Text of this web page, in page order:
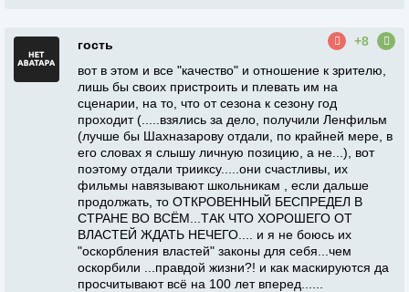
гость
+8
вот в этом и все "качество" и отношение к зрителю,
лишь бы своих пристроить и плевать им на
сценарии, на то, что от сезона к сезону год
проходит (.....взялись за дело, получили Ленфильм
(лучше бы Шахназарову отдали, по крайней мере, в
его словах я слышу личную позицию, а не...), вот
поэтому отдали трииксу.....они счастливы, их
фильмы навязывают школьникам , если дальше
продолжать, то ОТКРОВЕННЫЙ БЕСПРЕДЕЛ В
СТРАНЕ ВО ВСЁМ...ТАК ЧТО ХОРОШЕГО ОТ
ВЛАСТЕЙ ЖДАТЬ НЕЧЕГО.... и я не боюсь их
"оскорбления властей" законы для себя...чем
оскорбили ...правдой жизни?! и как маскируются да
просчитывают всё на 100 лет вперед......